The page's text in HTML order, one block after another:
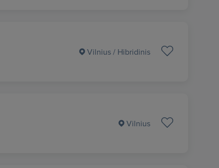
Vilnius/ Hibridinis
Vilnius